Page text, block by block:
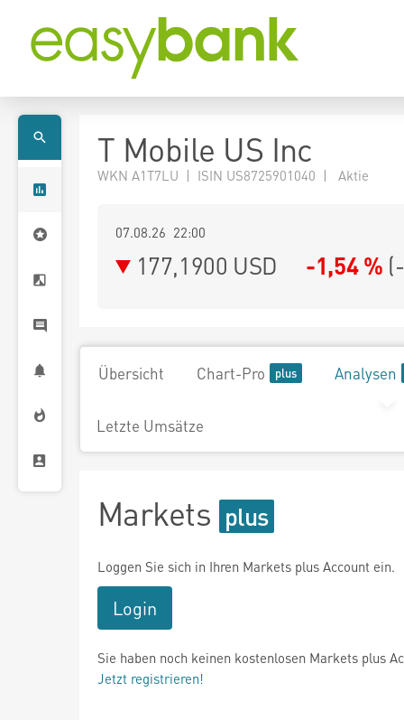
T Mobile US Inc
WKN A1T7LU | ISIN US8725901040 | Aktie
07.08.26 22:00
177,1900 USD -1,54 % (
Übersicht Chart-Pro Analysen
Letzte Umsätze
Markets
Loggen Sie sich in Ihren Markets plus Account ein.
Login
Sie haben noch keinen kostenlosen Markets plus
Jetzt registrieren!